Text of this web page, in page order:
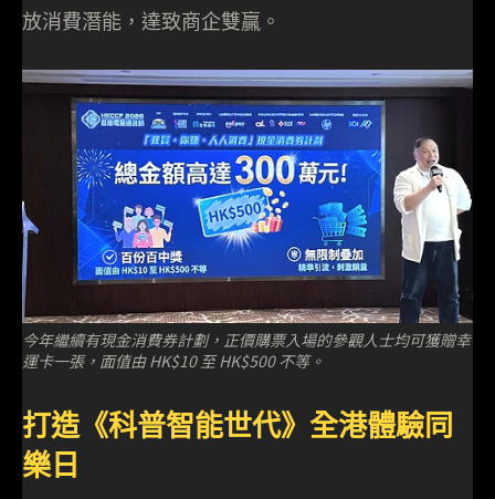
放消費潛能，達致商企雙贏。
今年繼續有現金消費券計劃，正價購票入場的參觀人士均可獲贈幸
運卡一張，面值由 HK$10 至 HK$500 不等。
打造《科普智能世代》全港體驗同
樂日